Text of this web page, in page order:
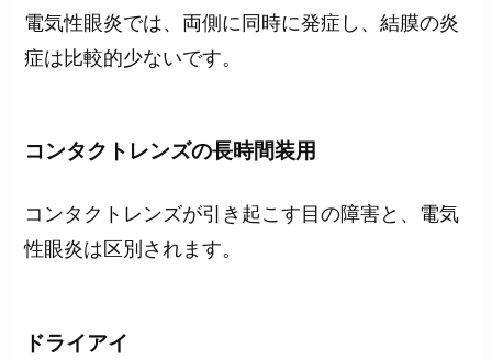
電気性眼炎では、両側に同時に発症し、結膜の炎
症は比較的少ないです。
コンタクトレンズの長時間装用
コンタクトレンズが引き起こす目の障害と、電気
性眼炎は区別されます。
ドライアイ